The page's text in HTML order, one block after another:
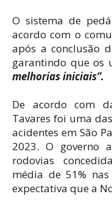
O sistema de
acordo com o
após a conclusão
garantindo que os
melhorias iniciais”.
De acordo com
Tavares foi uma
acidentes em São
2023. O governo
rodovias
média de 51%
expectativa que a